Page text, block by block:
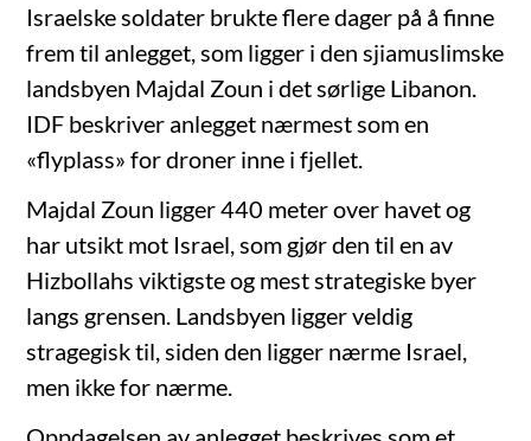
Israelske soldater brukte flere dager på å finne
frem til anlegget, som ligger i den sjiamuslimske
landsbyen Majdal Zoun i det sørlige Libanon.
IDF beskriver anlegget nærmest som en
«flyplass» for droner inne i fjellet.
Majdal Zoun ligger 440 meter over havet og
har utsikt mot Israel, som gjør den til en av
Hizbollahs viktigste og mest strategiske byer
langs grensen. Landsbyen ligger veldig
stragegisk til, siden den ligger nærme Israel,
men ikke for nærme.